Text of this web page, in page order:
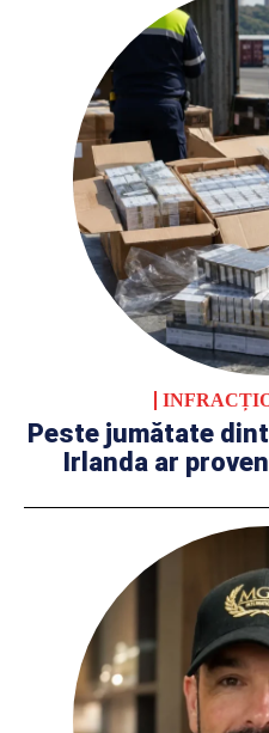
Peste jumătate
Irlanda ar